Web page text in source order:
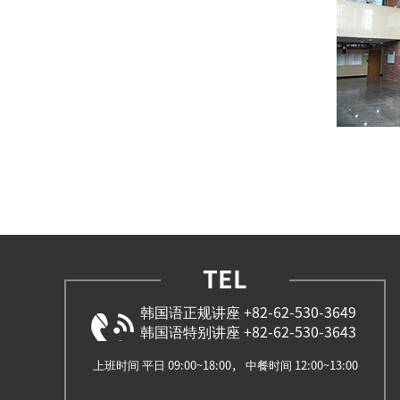
TEL
韩国语正规讲座 +82-62-530-3649
韩国语特别讲座 +82-62-530-3643
上班时间 平日 09:00~18:00， 中餐时间 12:00~13:00